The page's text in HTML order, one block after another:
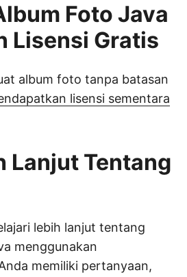
Foto Java
Lisensi Gratis
album foto tanpa batasan
lisensi sementara
Lanjut Tentang
lebih lanjut tentang
menggunakan
memiliki pertanyaan,